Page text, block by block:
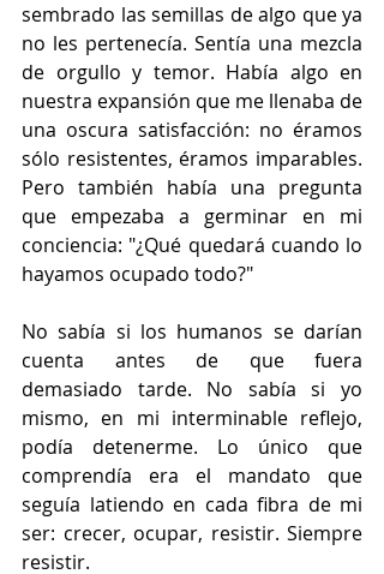
sembrado las semillas de algo que ya
no les pertenecía. Sentía una mezcla
de orgullo y temor. Había algo en
nuestra expansión que me llenaba de
una oscura satisfacción: no éramos
sólo resistentes, éramos imparables.
Pero también había una pregunta
que empezaba a germinar en mi
conciencia: "¿Qué quedará cuando lo
hayamos ocupado todo?"
No sabía si los humanos se darían
cuenta antes de que fuera
demasiado tarde. No sabía si yo
mismo, en mi interminable reflejo,
podía detenerme. Lo único que
comprendía era el mandato que
seguía latiendo en cada fibra de mi
ser: crecer, ocupar, resistir. Siempre
resistir.